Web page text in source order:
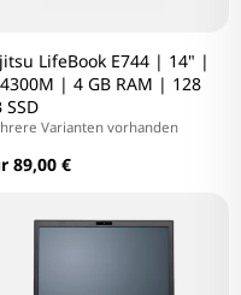
LifeBook E744 | 14" |
| 4 GB RAM | 128
SSD
Varianten vorhanden
89,00 €